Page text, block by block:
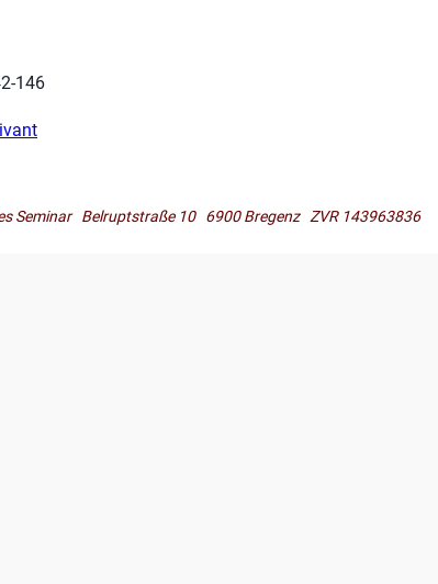
146
Seminar Belruptstraße 10 6900 Bregenz ZVR 143963836